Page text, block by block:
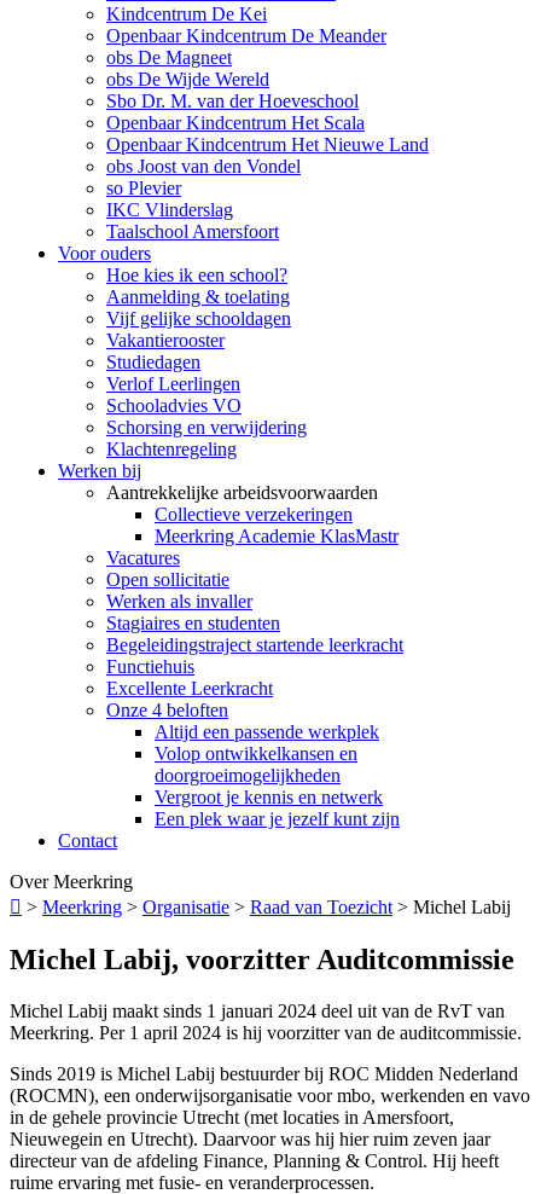
Kindcentrum De Kei
Openbaar Kindcentrum De Meander
obs De Magneet
obs De Wijde Wereld
Sbo Dr. M. van der Hoeveschool
Openbaar Kindcentrum Het Scala
Openbaar Kindcentrum Het Nieuwe Land
obs Joost van den Vondel
so Plevier
IKC Vlinderslag
Taalschool Amersfoort
Voor ouders
Hoe kies ik een school?
Aanmelding & toelating
Vijf gelijke schooldagen
Vakantierooster
Studiedagen
Verlof Leerlingen
Schooladvies VO
Schorsing en verwijdering
Klachtenregeling
Werken bij
Aantrekkelijke arbeidsvoorwaarden
Collectieve verzekeringen
Meerkring Academie KlasMastr
Vacatures
Open sollicitatie
Werken als invaller
Stagiaires en studenten
Begeleidingstraject startende leerkracht
Functiehuis
Excellente Leerkracht
Onze 4 beloften
Altijd een passende werkplek
Volop ontwikkelkansen en
doorgroeimogelijkheden
Vergroot je kennis en netwerk
Een plek waar je jezelf kunt zijn
Contact
Over Meerkring
 > Meerkring > Organisatie > Raad van Toezicht > Michel Labij
Michel Labij, voorzitter Auditcommissie
Michel Labij maakt sinds 1 januari 2024 deel uit van de RvT van
Meerkring. Per 1 april 2024 is hij voorzitter van de auditcommissie.
Sinds 2019 is Michel Labij bestuurder bij ROC Midden Nederland
(ROCMN), een onderwijsorganisatie voor mbo, werkenden en vavo
in de gehele provincie Utrecht (met locaties in Amersfoort,
Nieuwegein en Utrecht). Daarvoor was hij hier ruim zeven jaar
directeur van de afdeling Finance, Planning & Control. Hij heeft
ruime ervaring met fusie- en veranderprocessen.